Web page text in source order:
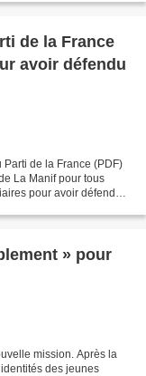
de la France
avoir défendu
de la France (PDF)
La Manif pour tous
pour avoir défendu
» pour
mission. Après la
des jeunes